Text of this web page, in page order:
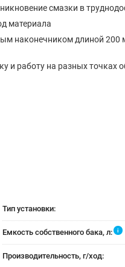
смазки в
материала
наконечником длиной
и работу на разных точках
Тип установки:
Емкость собственного бака, л: i
Производительность, г/ход: